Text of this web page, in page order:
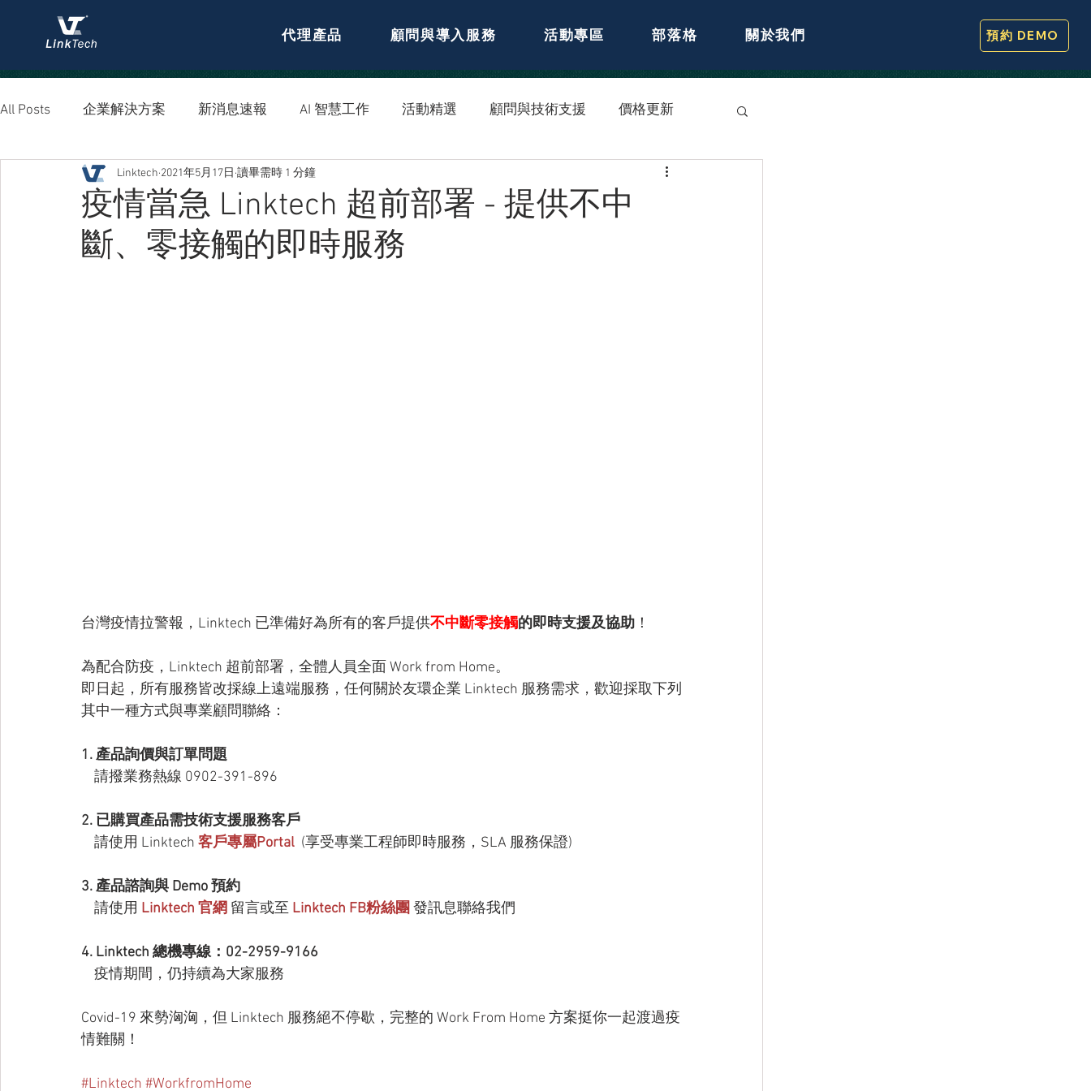
代理產品 顧問與導入服務 活動專區 部落格 關於我們 預約 DEMO
All Posts 企業解決方案 新消息速報 AI 智慧工作 活動精選 顧問與技術支援 價格更新
資安防護
疫情當急 Linktech 超前部署 - 提供不中
斷、零接觸的即時服務
Linktech 2021年5月17日 讀畢需時 1 分鐘
台灣疫情拉警報，Linktech 已準備好為所有的客戶提供不中斷零接觸的即時支援及協助 ！
為配合防疫，Linktech 超前部署，全體人員全面 Work from Home。
即日起，所有服務皆改採線上遠端服務，任何關於友環企業 Linktech 服務需求，歡迎採取下列
其中一種方式與專業顧問聯絡：
1. 產品詢價與訂單問題
請撥業務熱線 0902-391-896
2. 已購買產品需技術支援服務客戶
請使用 Linktech 客戶專屬Portal (享受專業工程師即時服務，SLA 服務保證)
3. 產品諮詢與 Demo 預約
請使用 Linktech 官網 留言或至 Linktech FB粉絲團 發訊息聯絡我們
4. Linktech 總機專線：02-2959-9166
疫情期間，仍持續為大家服務
Covid-19 來勢洶洶，但 Linktech 服務絕不停歇，完整的 Work From Home 方案挺你一起渡過疫
情難關！
#Linktech #WorkfromHome